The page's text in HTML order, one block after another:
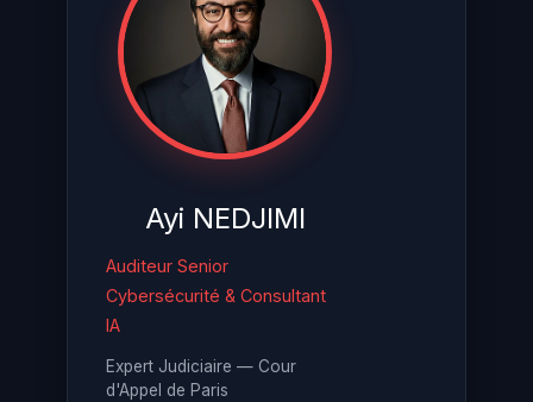
Ayi NEDJIMI
Auditeur Senior
Cybersécurité & Consultant
IA
Expert Judiciaire — Cour
d'Appel de Paris